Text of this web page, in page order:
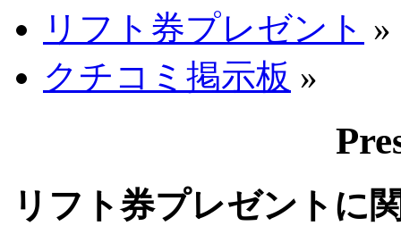
リフト券プレゼント »
クチコミ掲示板 »
リフト券プレゼントに